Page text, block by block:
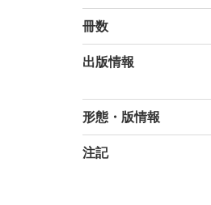
冊数
出版情報
形態・版情報
注記